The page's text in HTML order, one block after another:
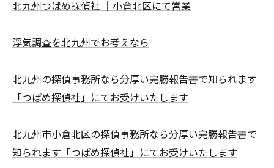
北九州つばめ探偵社 ｜小倉北区にて営業
浮気調査を北九州でお考えなら
北九州の探偵事務所なら分厚い完勝報告書で知られます
「つばめ探偵社」にてお受けいたします
北九州市小倉北区の探偵事務所なら分厚い完勝報告書で
知られます「つばめ探偵社」にてお受けいたします